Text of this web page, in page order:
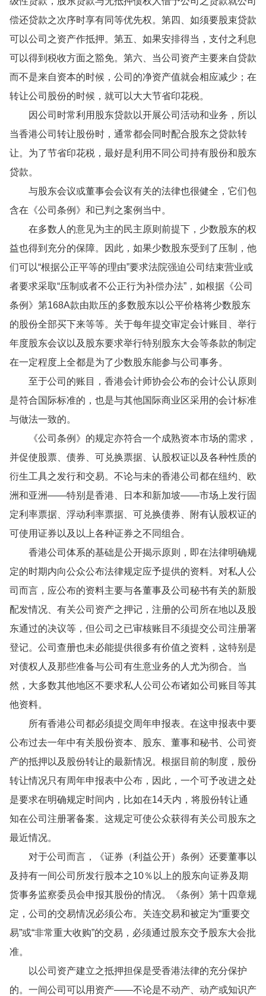
偿还贷款之次序时享有同等优先权。第四、如须要股束贷款
可以公司之资产作抵押。第五、如果安排得当，支付之利息
可以得到税收方面之豁免。第六、当公司资产主要来自贷款
而不是来自资本的时候，公司的净资产值就会相应减少；在
转让公司股份的时候，就可以大大节省印花税。
因公司时常利用股东贷款以开展公司活动和业务，所以
当香港公司转让股份时，通常都会同时配合股东之贷款转
让。为了节省印花税，最好是利用不同公司持有股份和股东
贷款。
与股东会议或董事会会议有关的法律也很健全，它们包
含在《公司条例》和已判之案例当中。
在多数人的意见为主的民主原则前提下，少数股东的权
益也得到充分的保障。因此，如果少数股东受到了压制，他
们可以“根据公正平等的理由”要求法院强迫公司结束营业或
者要求采取“压制或者不公正行为补偿办法”，如根据《公司
条例》第168A款由欺压的多数股东以公平价格将少数股东
的股份全部买下来等等。关于每年提交审定会计账目、举行
年度股东会议以及股东要求举行特别股东大会等条款的制定
在一定程度上全都是为了少数股东能参与公司事务。
至于公司的账目，香港会计师协会公布的会计公认原则
是符合国际标准的，也是与其他国际商业区采用的会计标准
与做法一致的。
《公司条例》的规定亦符合一个成熟资本市场的需求，
并促使股票、债券、可兑换票据、认股权证以及各种性质的
衍生工具之发行和交易。不论与未的香港公司都在纽约、欧
洲和亚洲——特别是香港、日本和新加坡——市场上发行固
定利率票据、浮动利率票据、可兑换债券、附有认股权证的
可使用证券以及以上各种证券之不同组合。
香港公司体系的基础是公开揭示原则，即在法律明确规
定的时期内向公众公布法律规定应予提供的资料。对私人公
司而言，应公布的资料主要与各董事及公司秘书有关的新股
配发情况、有关公司资产之押记，注册的公司所在地以及股
东通过的决议等，但公司之已审核账目不须提交公司注册署
登记。公司查册也未必能提供很多有价值之资料，这特别是
对债权人及那些准备与公司有生意业务的人尤为彻合。当
然，大多数其他地区不要求私人公司公布诸如公司账目等其
他资料。
所有香港公司都必须提交周年申报表。在这申报表中要
公布过去一年中有关股份资本、股东、董事和秘书、公司资
产的抵押以及股份转让的最新情况。根据目前的制度，股份
转让情况只有周年申报表中公布，因此，一个可予改进之处
是要求在明确规定时间内，比如在14天内，将股份转让通
知在公司注册署备案。这规定可使公众获得有关公司股东之
最近情况。
对于公司而言，《证券（利益公开）条例》还要董事以
及持有一间公司所发行股本之10％以上的股东向证券及期
货事务监察委员会申报其股份的情况。《条例》第十四章规
定，公司的交易情况必须公布。关连交易和被定为“重要交
易”或“非常重大收购”的交易，必须通过股东交予股东大会批
准。
以公司资产建立之抵押担保是受香港法律的充分保护
的。一间公司可以用资产——不论是不动产、动产或知识产